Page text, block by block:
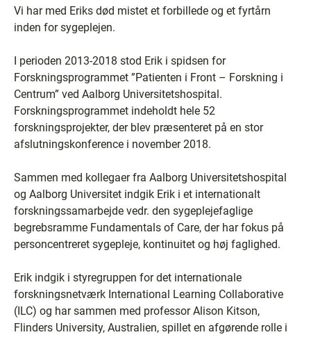
Vi har med Eriks død mistet et forbillede og et fyrtårn
inden for sygeplejen.
I perioden 2013-2018 stod Erik i spidsen for
Forskningsprogrammet ”Patienten i Front – Forskning i
Centrum” ved Aalborg Universitetshospital.
Forskningsprogrammet indeholdt hele 52
forskningsprojekter, der blev præsenteret på en stor
afslutningskonference i november 2018.
Sammen med kollegaer fra Aalborg Universitetshospital
og Aalborg Universitet indgik Erik i et internationalt
forskningssamarbejde vedr. den sygeplejefaglige
begrebsramme Fundamentals of Care, der har fokus på
personcentreret sygepleje, kontinuitet og høj faglighed.
Erik indgik i styregruppen for det internationale
forskningsnetværk International Learning Collaborative
(ILC) og har sammen med professor Alison Kitson,
Flinders University, Australien, spillet en afgørende rolle i